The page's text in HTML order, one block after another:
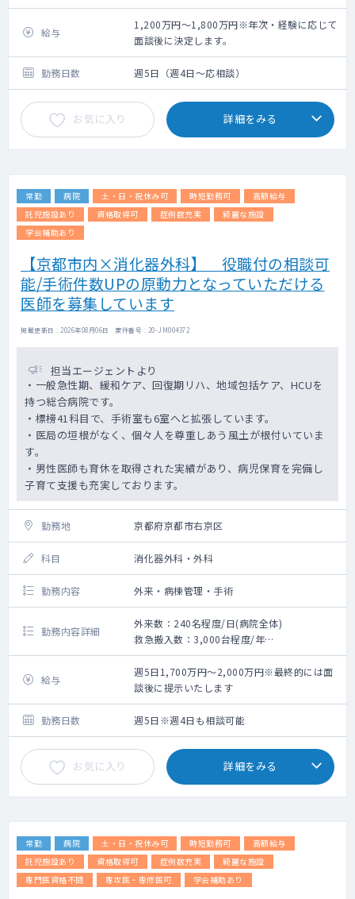
手術件数：511件(うち脊椎手術238件、人工
関節置換術63件)※2024年度
【勤務内容】
手術は補助を中心に、外来、病棟管理・救急
対応などのご担当をお願いいたします。
当院ではせぼねの病気治療を専門とする脊椎
脊髄センターを備えておりますが
症例としては、一般整形外科の患者も含まれ
るため、幅広く対応が可能な方をご希望で
す。
給与
1,200万円～1,800万円※年次・経験に応じて
面談後に決定します。
勤務日数 週5日（週4日～応相談）
お気に入り 詳細をみる
常勤 病院 土・日・祝休み可 時短勤務可
高額給与
託児施設あり
資格取得可 症例数充実
綺麗な施設
学会補助あり
【京都市内×消化器外科】 役職付の相談可
能/手術件数UPの原動力となっていただける
医師を募集しています
掲載更新日 : 2026年08月06日 案件番号 : 20-JM004372
担当エージェントより
・一般急性期、緩和ケア、回復期リハ、地域包括ケア、HCUを
持つ総合病院です。
・標榜41科目で、手術室も6室へと拡張しています。
・医局の垣根がなく、個々人を尊重しあう風土が根付いていま
す。
・男性医師も育休を取得された実績があり、病児保育を完備し
子育て支援も充実しております。
勤務地 京都府京都市右京区
科目 消化器外科・外科
勤務内容 外来・病棟管理・手術
勤務内容詳細
外来数：240名程度/日(病院全体)
救急搬入数：3,000台程度/年
手術数：20件程度/月 手術曜日：月曜・木
曜・金曜
●幅広い疾患の診断・治療を行っています。
食道・胃・十二指腸などの上部消化管疾患
肝臓疾患、胆嚢・総胆管などの胆道疾患
膵臓疾患
小腸・大腸・肛門などの下部消化管疾患
鼠経ヘルニアや粉瘤などの体表面の疾患
給与
週5日1,700万円～2,000万円※最終的には面
談後に提示いたします
勤務日数 週5日※週4日も相談可能
お気に入り 詳細をみる
常勤 病院 土・日・祝休み可 時短勤務可
高額給与
託児施設あり
資格取得可 症例数充実
綺麗な施設
専門医資格不問
専攻医・専修医可 学会補助あり